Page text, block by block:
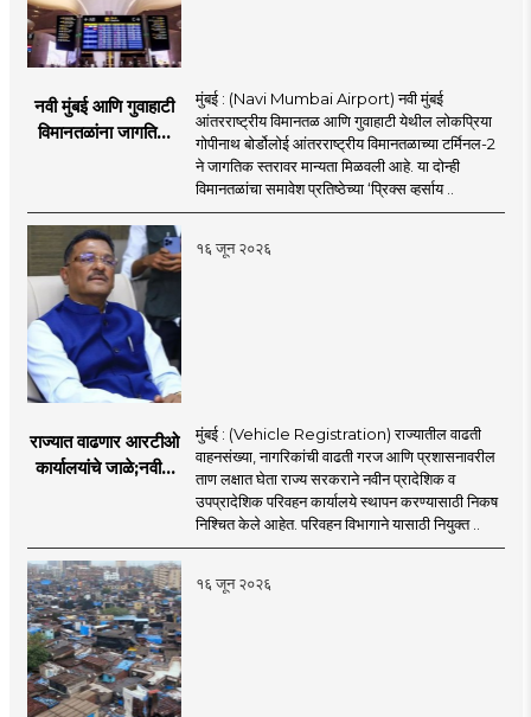
नवी मुंबई आणि गुवाहाटी
विमानतळांना जागतिक
मुंबई : (Navi Mumbai Airport) नवी मुंबई
आंतरराष्ट्रीय विमानतळ आणि गुवाहाटी येथील लोकप्रिया
गोपीनाथ बोर्डोलोई आंतरराष्ट्रीय विमानतळाच्या टर्मिनल-2
ने जागतिक स्तरावर मान्यता मिळवली आहे. या दोन्ही
विमानतळांचा समावेश प्रतिष्ठेच्या ‘प्रिक्स व्हर्साय ..
१६ जून २०२६
राज्यात वाढणार आरटीओ
कार्यालयांचे जाळे;नवीन
मुंबई : (Vehicle Registration) राज्यातील वाढती
वाहनसंख्या, नागरिकांची वाढती गरज आणि प्रशासनावरील
ताण लक्षात घेता राज्य सरकराने नवीन प्रादेशिक व
उपप्रादेशिक परिवहन कार्यालये स्थापन करण्यासाठी निकष
निश्चित केले आहेत. परिवहन विभागाने यासाठी नियुक्त ..
१६ जून २०२६